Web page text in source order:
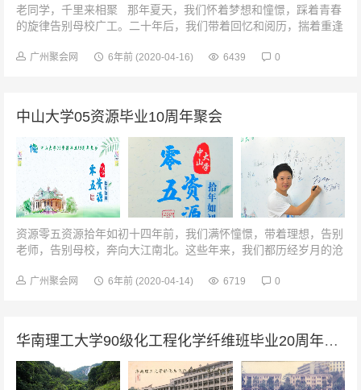
老同学，千里来相聚 那年夏天，我们怀着梦想和憧憬，踩着青春
的旋律告别母校广工。二十年后，我们带着回忆和阅历，揣着重逢
广州聚会网 6年前 (2020-04-16) 6439 0
中山大学05资源毕业10周年聚会
资源零五资源拾年如初十四年前，我们满怀憧憬，带着理想，告别
老师，告别母校，奔向大江南北。这些年来，我们都历经岁月的沧
情。今天，是十年前分手时的...
广州聚会网 6年前 (2020-04-14) 6719 0
华南理工大学90级化工程化学纤维班毕业20周年聚会